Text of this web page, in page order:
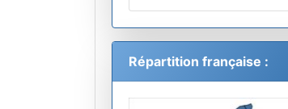
Répartition française :